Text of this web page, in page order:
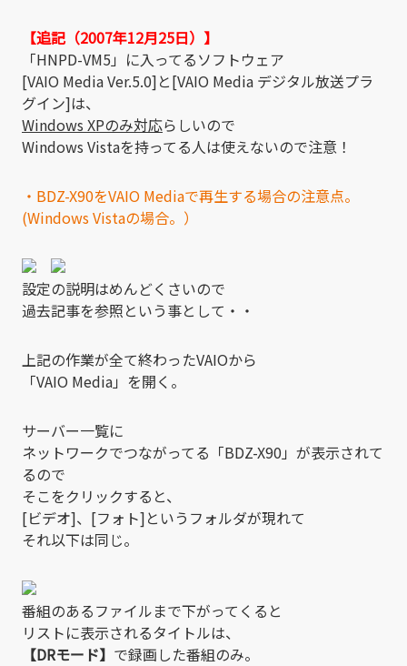
【追記（2007年12月25日）】
「HNPD-VM5」に入ってるソフトウェア
[VAIO Media Ver.5.0]と[VAIO Media デジタル放送プラ
グイン]は、
Windows XPのみ対応らしいので
Windows Vistaを持ってる人は使えないので注意！
・BDZ-X90をVAIO Mediaで再生する場合の注意点。
(Windows Vistaの場合。）
設定の説明はめんどくさいので
過去記事を参照という事として・・
上記の作業が全て終わったVAIOから
「VAIO Media」を開く。
サーバー一覧に
ネットワークでつながってる「BDZ-X90」が表示されて
るので
そこをクリックすると、
[ビデオ]、[フォト]というフォルダが現れて
それ以下は同じ。
番組のあるファイルまで下がってくると
リストに表示されるタイトルは、
【DRモード】 で録画した番組のみ。